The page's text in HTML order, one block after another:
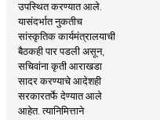
उपस्थित करण्यात आले.
यासंदर्भात नुकतीच
सांस्कृतिक कार्यमंत्रालयाची
बैठकही पार पडली असून,
सचिवांना कृती आराखडा
सादर करण्याचे आदेशही
सरकारतर्फे देण्यात आले
आहेत. त्यानिमित्ताने